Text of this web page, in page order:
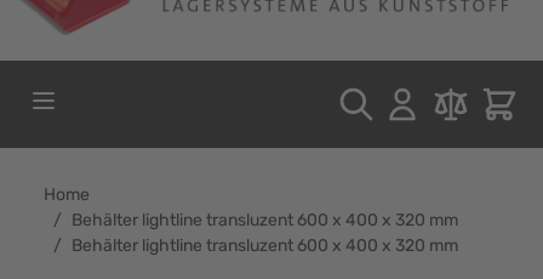
Home
/ Behälter lightline transluzent 600 x 400 x 320 mm
/ Behälter lightline transluzent 600 x 400 x 320 mm